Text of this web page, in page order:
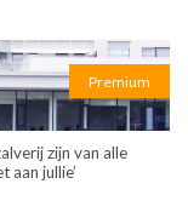
Premium
zijn van alle
aan jullie’